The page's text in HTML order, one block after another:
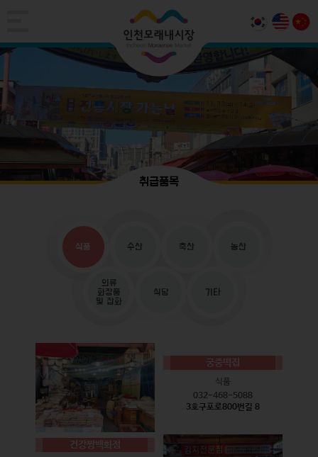
취급품목
식품 수산 축산 농산
의류
화장품
및 잡화
식당 기타
건강짱백화점
궁중떡집
식품
032-468-5088
3호구포로800번길 8